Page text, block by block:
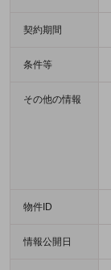
契約期間
条件等
その他の情報
物件ID
情報公開日